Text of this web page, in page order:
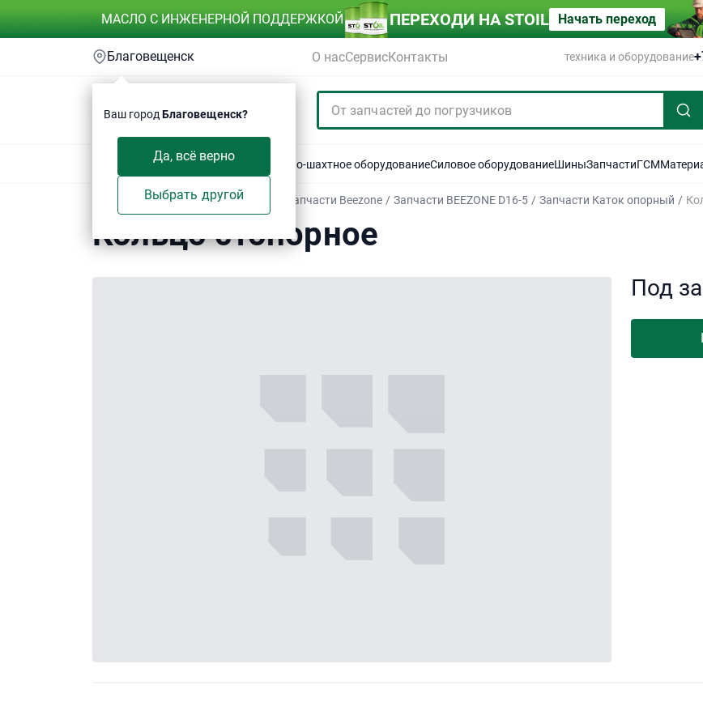
МАСЛО С ИНЖЕНЕРНОЙ ПОДДЕРЖКОЙ ПЕРЕХОДИ НА STOIL Начать переход
Благовещенск
Ваш город Благовещенск?
Да, всё верно
Выбрать другой
О насСервисКонтакты техника и оборудование
СпецтехникаАвтотехника Горно-шахтное оборудованиеСиловое оборудованиеШиныЗапчастиГСМ
Техсервис / Электронный каталог Запчасти Beezone / Запчасти BEEZONE D16-5 / Запчасти Каток опорный /
Кольцо стопорное
Под